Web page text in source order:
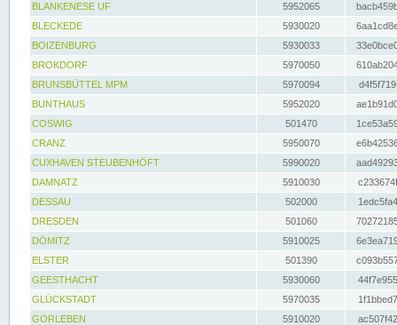
BLANKENESE UF
5952065
BLECKEDE
5930020
BOIZENBURG
5930033
BROKDORF
5970050
BRUNSBÜTTEL MPM
5970094
BUNTHAUS
5952020
COSWIG
501470
CRANZ
5950070
CUXHAVEN STEUBENHÖFT
5990020
DAMNATZ
5910030
DESSAU
502000
DRESDEN
501060
DÖMITZ
5910025
ELSTER
501390
GEESTHACHT
5930060
GLÜCKSTADT
5970035
GORLEBEN
5910020